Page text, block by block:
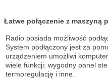
Łatwe połączenie z maszyną
Radio posiada możliwość
System podłączony jest za
urządzeniem umożliwi
wiele funkcji: wygodny panel
termoregulację i inne.